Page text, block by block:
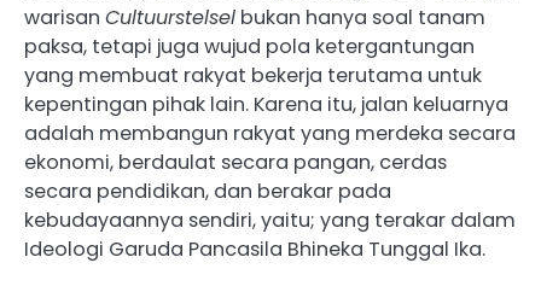
warisan Cultuurstelsel bukan hanya soal tanam
paksa, tetapi juga wujud pola ketergantungan
yang membuat rakyat bekerja terutama untuk
kepentingan pihak lain. Karena itu, jalan keluarnya
adalah membangun rakyat yang merdeka secara
ekonomi, berdaulat secara pangan, cerdas
secara pendidikan, dan berakar pada
kebudayaannya sendiri, yaitu; yang terakar dalam
Ideologi Garuda Pancasila Bhineka Tunggal Ika.